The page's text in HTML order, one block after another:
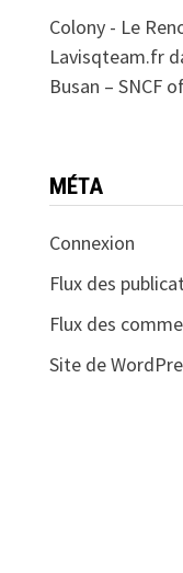
Colony - Le
Lavisqteam.fr
Busan – SNCF
MÉTA
Connexion
Flux des
Flux des
Site de